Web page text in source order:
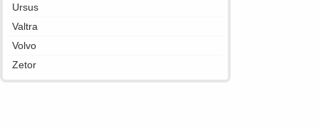
Ursus
Valtra
Volvo
Zetor